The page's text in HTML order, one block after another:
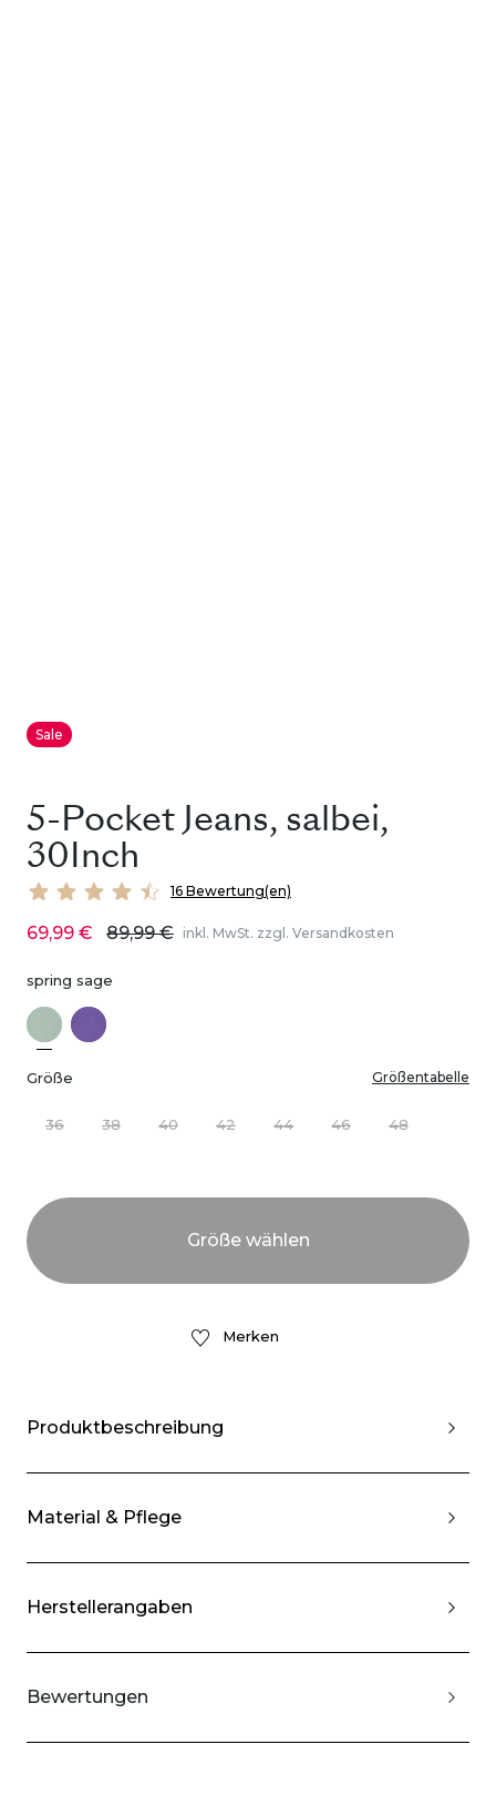
Sale
5-Pocket Jeans, salbei,
30Inch
16 Bewertung(en)
69,99 € 89,99 € inkl. MwSt. zzgl. Versandkosten
spring sage
Größe Größentabelle
36 38 40 42 44 46 48
Merken
Produktbeschreibung
Material & Pflege
Herstellerangaben
Bewertungen